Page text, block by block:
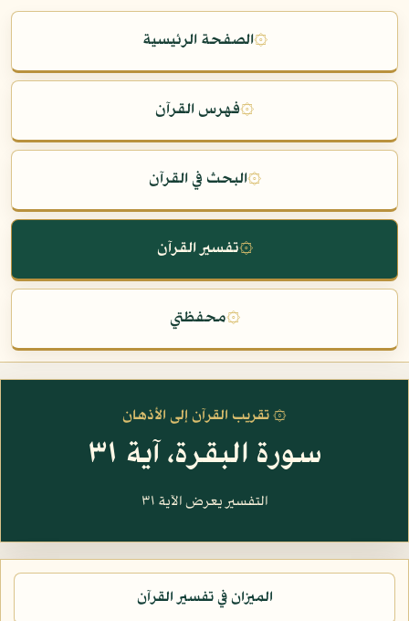
۞الصفحة الرئيسية
۞فهرس القرآن
۞البحث في القرآن
۞تفسير القرآن
۞محفظتي
۞ تقريب القرآن إلى الأذهان
سورة البقرة، آية ٣١
التفسير يعرض الآية ٣١
الميزان في تفسير القرآن